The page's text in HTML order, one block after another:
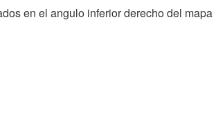
en el angulo inferior derecho del mapa